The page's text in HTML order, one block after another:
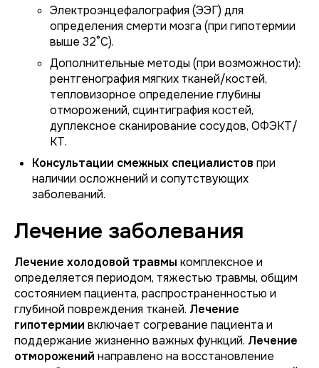
Электроэнцефалография (ЭЭГ) для
определения смерти мозга (при гипотермии
выше 32°С).
Дополнительные методы (при возможности):
рентгенография мягких тканей/костей,
тепловизорное определение глубины
отморожений, сцинтиграфия костей,
дуплексное сканирование сосудов, ОФЭКТ/
КТ.
Консультации смежных специалистов при
наличии осложнений и сопутствующих
заболеваний.
Лечение заболевания
Лечение холодовой травмы комплексное и
определяется периодом, тяжестью травмы, общим
состоянием пациента, распространенностью и
глубиной повреждения тканей. Лечение
гипотермии включает согревание пациента и
поддержание жизненно важных функций. Лечение
отморожений направлено на восстановление